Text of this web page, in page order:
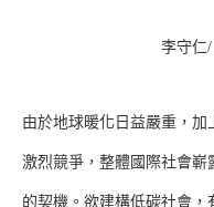
李守仁
由於地球暖化日益嚴重，
激烈競爭，整體國際社會
的契機。欲建構低碳社會